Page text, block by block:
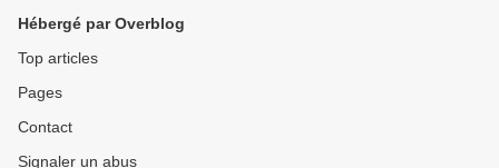
Hébergé par Overblog
Top articles
Pages
Contact
Signaler un abus